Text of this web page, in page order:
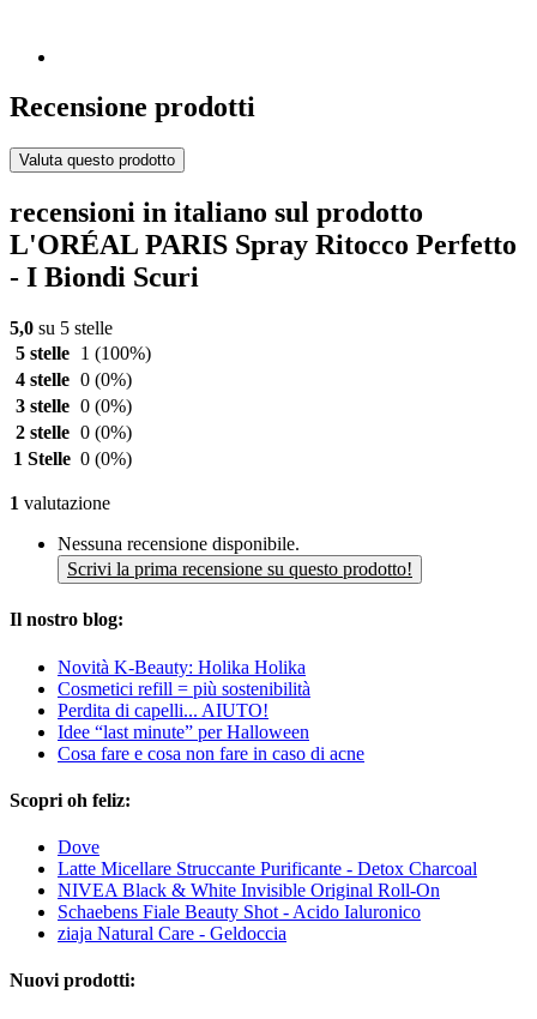
Recensione prodotti
Valuta questo prodotto
recensioni in italiano sul prodotto
L'ORÉAL PARIS Spray Ritocco Perfetto
- I Biondi Scuri
5,0 su 5 stelle
5 stelle
1 (100%)
4 stelle 0 (0%)
3 stelle 0 (0%)
2 stelle 0 (0%)
1 Stelle 0 (0%)
1 valutazione
Nessuna recensione disponibile.
Scrivi la prima recensione su questo prodotto!
Il nostro blog:
Novità K-Beauty: Holika Holika
Cosmetici refill = più sostenibilità
Perdita di capelli... AIUTO!
Idee “last minute” per Halloween
Cosa fare e cosa non fare in caso di acne
Scopri oh feliz:
Dove
Latte Micellare Struccante Purificante - Detox Charcoal
NIVEA Black & White Invisible Original Roll-On
Schaebens Fiale Beauty Shot - Acido Ialuronico
ziaja Natural Care - Geldoccia
Nuovi prodotti: